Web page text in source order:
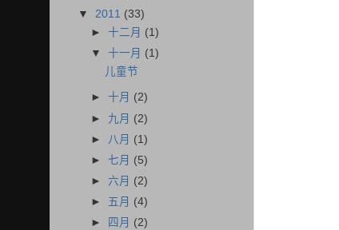
▼ 2011 (33)
►十二月 (1)
▼十一月 (1)
儿童节
►十月 (2)
► 九月 (2)
►
八月 (1)
►七月 (5)
►六月 (2)
► 五月 (4)
►
四月 (2)